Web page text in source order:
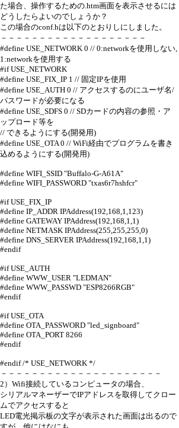
た場合、操作するための.htm画面を表示させるには
どうしたらよいのでしょうか？
この場合のconf.hは以下のとおりしにしました。
－－－－－－－－－－－－－－－－－－－
#define USE_NETWORK 0 // 0:networkを使用しない,
1:networkを使用する
#if USE_NETWORK
#define USE_FIX_IP 1 // 固定IPを使用
#define USE_AUTH 0 // アクセスするのにユーザ名/
パスワードが必要になる
#define USE_SDFS 0 // SDカードの内容の参照・ア
ップロード等を
// できるようにする(開発用)
#define USE_OTA 0 // WiFi経由でプログラムを書き
込めるようにする(開発用)
#define WIFI_SSID "Buffalo-G-A61A"
#define WIFI_PASSWORD "txas6r7hshfcr"
#if USE_FIX_IP
#define IP_ADDR IPAddress(192,168,1,123)
#define GATEWAY IPAddress(192,168,1,1)
#define NETMASK IPAddress(255,255,255,0)
#define DNS_SERVER IPAddress(192,168,1,1)
#endif
#if USE_AUTH
#define WWW_USER "LEDMAN"
#define WWW_PASSWD "ESP8266RGB"
#endif
#if USE_OTA
#define OTA_PASSWORD "led_signboard"
#define OTA_PORT 8266
#endif
#endif /* USE_NETWORK */
－－－－－－－－－－－－－－－－－－－－－
2）Wifi接続しているコンピュータの場合、
シリアルマネーザーでIPアドレスを取得してクロー
ムでアクセスすると
LED電光掲示板の文字が表示された画面は出るので